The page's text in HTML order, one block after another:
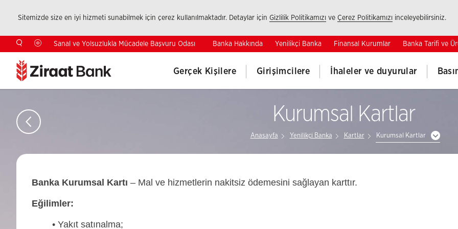
Sitemizde size en iyi hizmeti sunabilmek için çerez kullanılmaktadır. Detaylar için Gizlilik Politikamızı ve Çerez Politikamızı inceleyebilirsiniz.
Sanal ve Yolsuzlukla Mücadele Başvuru Odası Banka Hakkında Yenilikçi Banka Finansal Kurumlar Banka Tarifi ve
Gerçek Kişilere Girişimcilere İhaleler ve duyurular
Kurumsal Kartlar
Anasayfa Yenilikçi Banka Kartlar Kurumsal Kartlar
Banka Kurumsal Kartı – Mal ve hizmetlerin nakitsiz ödemesini sağlayan karttır.
Eğilimler:
• Yakıt satınalma;